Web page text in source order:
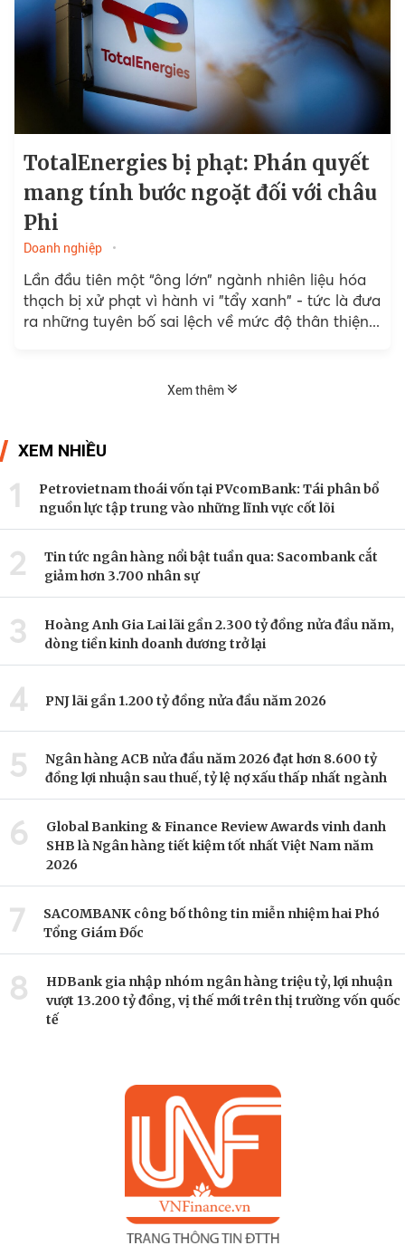
TotalEnergies bị phạt: Phán quyết
mang tính bước ngoặt đối với châu
Phi
Doanh nghiệp
Lần đầu tiên một “ông lớn” ngành nhiên liệu hóa
thạch bị xử phạt vì hành vi "tẩy xanh" - tức là đưa
ra những tuyên bố sai lệch về mức độ thân thiện...
Xem thêm
XEM NHIỀU
1
Petrovietnam thoái vốn tại PVcomBank: Tái phân bổ
nguồn lực tập trung vào những lĩnh vực cốt lõi
2
Tin tức ngân hàng nổi bật tuần qua: Sacombank cắt
giảm hơn 3.700 nhân sự
3
Hoàng Anh Gia Lai lãi gần 2.300 tỷ đồng nửa đầu năm,
dòng tiền kinh doanh dương trở lại
4 PNJ lãi gần 1.200 tỷ đồng nửa đầu năm 2026
5
Ngân hàng ACB nửa đầu năm 2026 đạt hơn 8.600 tỷ
đồng lợi nhuận sau thuế, tỷ lệ nợ xấu thấp nhất ngành
6
Global Banking & Finance Review Awards vinh danh
SHB là Ngân hàng tiết kiệm tốt nhất Việt Nam năm
2026
7
SACOMBANK công bố thông tin miễn nhiệm hai Phó
Tổng Giám Đốc
8
HDBank gia nhập nhóm ngân hàng triệu tỷ, lợi nhuận
vượt 13.200 tỷ đồng, vị thế mới trên thị trường vốn quốc
tế